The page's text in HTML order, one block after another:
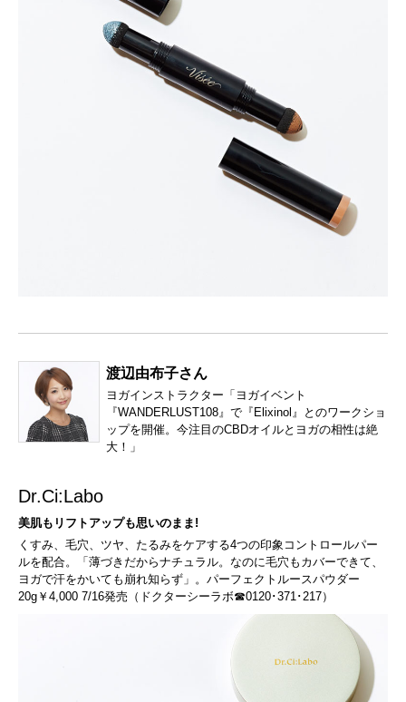
渡辺由布子さん
ヨガインストラクター「ヨガイベント
『WANDERLUST108』で『Elixinol』とのワークショ
ップを開催。今注目のCBDオイルとヨガの相性は絶
大！」
Dr.Ci:Labo
美肌もリフトアップも思いのまま!
くすみ、毛穴、ツヤ、たるみをケアする4つの印象コントロールパー
ルを配合。「薄づきだからナチュラル。なのに毛穴もカバーできて、
ヨガで汗をかいても崩れ知らず」。パーフェクトルースパウダー
20g￥4,000 7/16発売（ドクターシーラボ☎0120･371･217）